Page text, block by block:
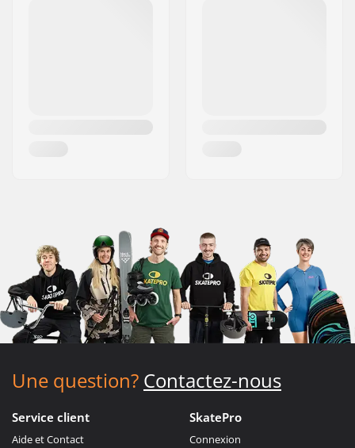
Une question? Contactez-nous
Service client
Aide et Contact
SkatePro
Connexion